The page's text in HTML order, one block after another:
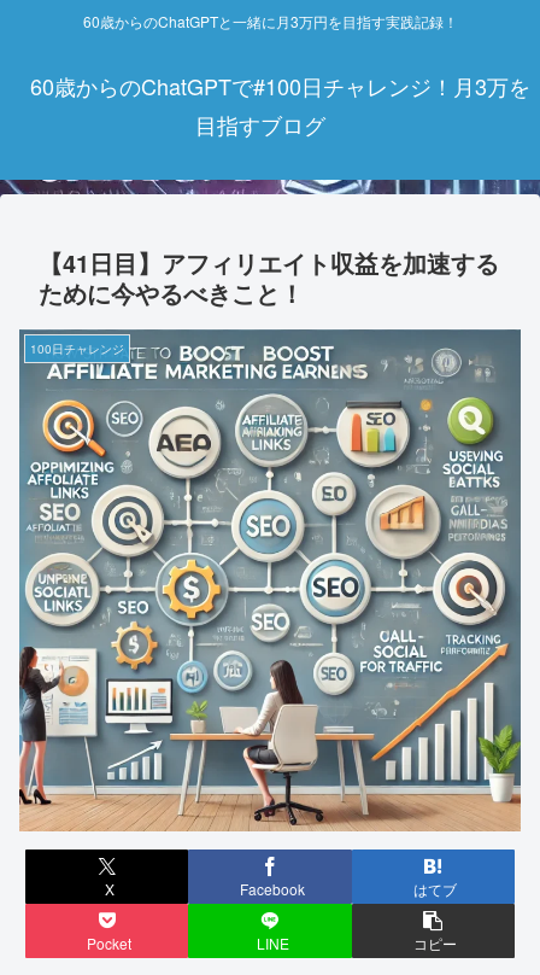
60歳からのChatGPTと一緒に月3万円を目指す実践記録！
60歳からのChatGPTで#100日チャレンジ！月3万を
目指すブログ
【41日目】アフィリエイト収益を加速する
ために今やるべきこと！
100日チャレンジ
X Facebook はてブ
Pocket LINE コピー